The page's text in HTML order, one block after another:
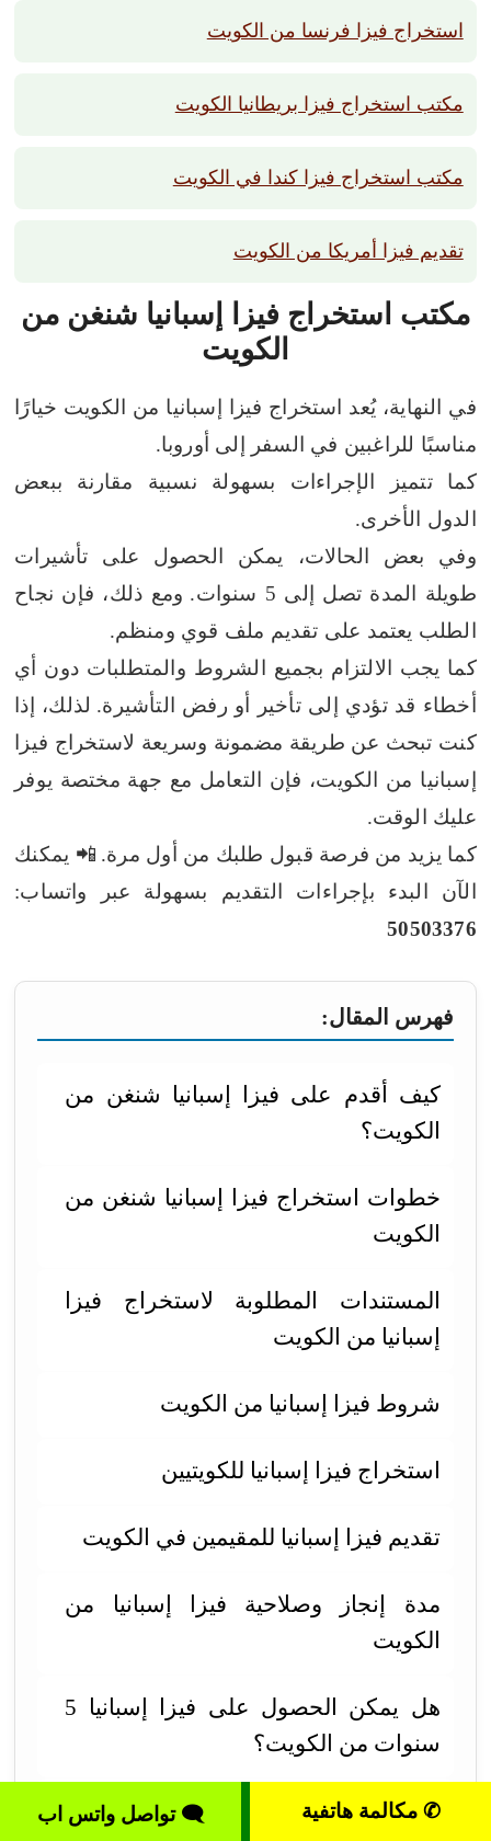
استخراج فيزا فرنسا من الكويت
مكتب استخراج فيزا بريطانيا الكويت
مكتب استخراج فيزا كندا في الكويت
تقديم فيزا أمريكا من الكويت
مكتب استخراج فيزا إسبانيا شنغن من
الكويت
في النهاية، يُعد استخراج فيزا إسبانيا من الكويت خيارًا
مناسبًا للراغبين في السفر إلى أوروبا.
كما تتميز الإجراءات بسهولة نسبية مقارنة ببعض
الدول الأخرى.
وفي بعض الحالات، يمكن الحصول على تأشيرات
طويلة المدة تصل إلى 5 سنوات.
ومع ذلك، فإن نجاح
الطلب يعتمد على تقديم ملف قوي ومنظم.
كما يجب الالتزام بجميع الشروط والمتطلبات دون أي
أخطاء قد تؤدي إلى تأخير أو رفض التأشيرة. لذلك، إذا
كنت تبحث عن طريقة مضمونة وسريعة لاستخراج فيزا
إسبانيا من الكويت، فإن التعامل مع جهة مختصة يوفر
عليك الوقت.
كما يزيد من فرصة قبول طلبك من أول مرة. 📲 يمكنك
الآن البدء بإجراءات التقديم بسهولة عبر واتساب:
50503376
فهرس المقال:
كيف أقدم على فيزا إسبانيا شنغن من
الكويت؟
خطوات استخراج فيزا إسبانيا شنغن من
الكويت
المستندات المطلوبة لاستخراج فيزا
إسبانيا من الكويت
شروط فيزا إسبانيا من الكويت
استخراج فيزا إسبانيا للكويتيين
تقديم فيزا إسبانيا للمقيمين في الكويت
مدة إنجاز وصلاحية فيزا إسبانيا من
الكويت
هل يمكن الحصول على فيزا إسبانيا 5
سنوات من الكويت؟
رسوم استخراج فيزا إسبانيا من الكويت
✆ مكالمة هاتفية 🗨 تواصل واتس اب